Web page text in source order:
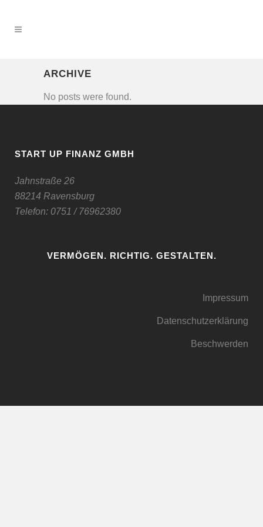
ARCHIVE
No posts were found.
START UP FINANZ GMBH
Jahnstraße 26
88214 Ravensburg
Telefon: 0751 / 76962380
VERMÖGEN. RICHTIG. GESTALTEN.
Impressum
Datenschutzerklärung
Beschwerden